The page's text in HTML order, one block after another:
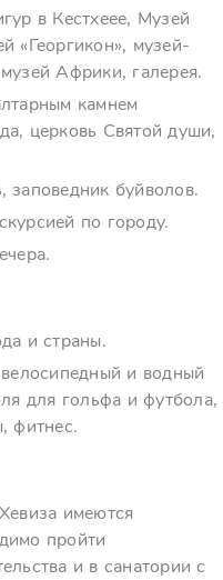
в Кестхеее, Музей
«Георгикон», музей-
Африки, галерея.
камнем
церковь Святой души,
заповедник буйволов.
по городу.
и страны.
и водный
для гольфа и футбола,
фитнес.
имеются
пройти
и в санатории с